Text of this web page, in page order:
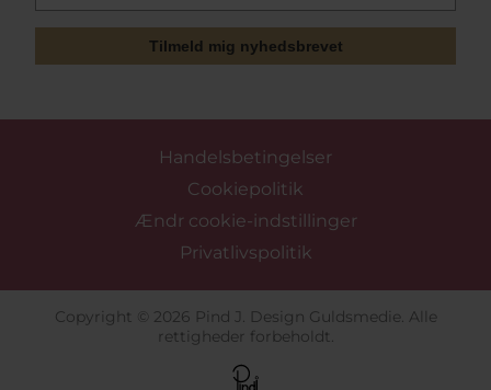
Tilmeld mig nyhedsbrevet
Handelsbetingelser
Cookiepolitik
Ændr cookie-indstillinger
Privatlivspolitik
Copyright © 2026 Pind J. Design Guldsmedie. Alle
rettigheder forbeholdt.